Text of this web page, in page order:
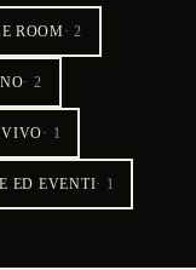
ROOM·2
· 2
· 1
ED EVENTI· 1